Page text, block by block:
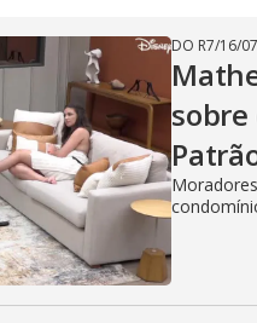
DO R7/16/
sobre